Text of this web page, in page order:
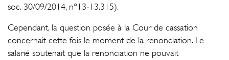
soc. 30/09/2014, n°13-13.315).
Cependant, la question posée à la Cour de cassation
concernait cette fois le moment de la renonciation. Le
salarié soutenait que la renonciation ne pouvait